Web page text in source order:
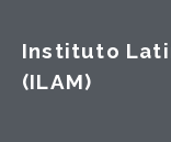
Instituto
(ILAM)